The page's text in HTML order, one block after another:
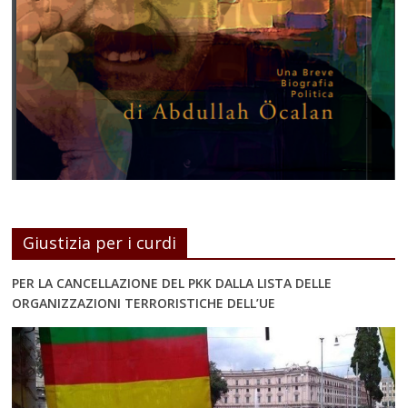
Giustizia per i curdi
PER LA CANCELLAZIONE DEL PKK DALLA LISTA DELLE
ORGANIZZAZIONI TERRORISTICHE DELL’UE